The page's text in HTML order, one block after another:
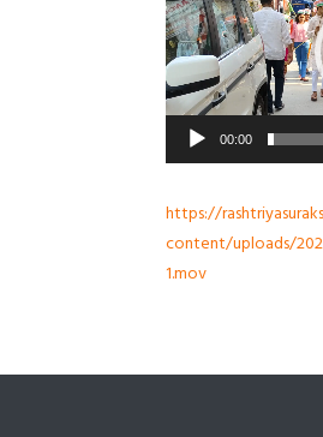
00:00
https://
content/uploads/
1.mov